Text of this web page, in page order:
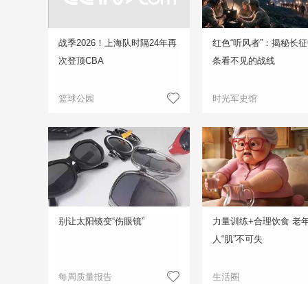
战季2026！上海队时隔24年再
次登顶CBA
篮球公园
红色“听风者”：揭秘长
条看不见的战线
时光军史馆
别让太阳镜变“伤眼镜”
每周质量报告
力量训练+合理饮食 老
人“肌”不可失
生活圈